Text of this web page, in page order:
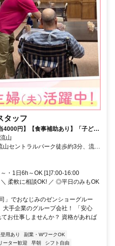
タッフ
4000円】【食事補助あり】「子ども
あるから少しずつ慣れたい」など、
ークも歓迎します!ライフスタイルに
ンショーグループのサービスのノ
、種類が豊富＆ユニークなのが自
に貢献しやすい環境づくりをバック
山
山セントラルパーク徒歩約3分、流鉄
線 平和台（千葉県）徒歩約23分
・1日6h～OK [1]7:00-16:00
柔軟に相談OK! ／ ◎平日のみもOK
」でおなじみのゼンショーグルー
大手企業のグループ会社！ 「安心
お仕事しませんか？ 資格があれば
用あり
副業・WワークOK
ーター歓迎 早朝
シフト自由